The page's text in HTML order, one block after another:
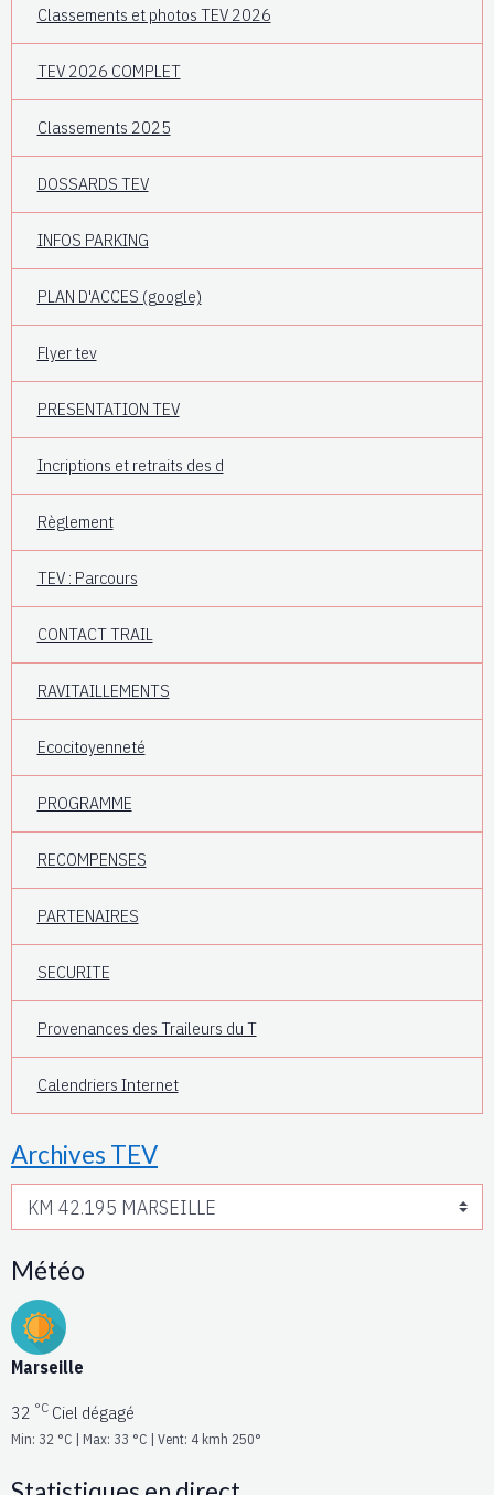
Classements et photos TEV 2026
TEV 2026 COMPLET
Classements 2025
DOSSARDS TEV
INFOS PARKING
PLAN D'ACCES (google)
Flyer tev
PRESENTATION TEV
Incriptions et retraits des d
Règlement
TEV : Parcours
CONTACT TRAIL
RAVITAILLEMENTS
Ecocitoyenneté
PROGRAMME
RECOMPENSES
PARTENAIRES
SECURITE
Provenances des Traileurs du T
Calendriers Internet
Archives TEV
Météo
Marseille
32 °C Ciel dégagé
Min: 32 °C | Max: 33 °C | Vent: 4 kmh 250°